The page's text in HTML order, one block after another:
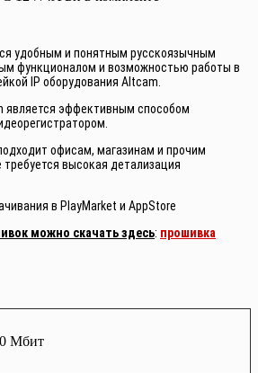
удобным и понятным русскоязычным
функционалом и возможностью работы в
IP оборудования Altcam.
является эффективным способом
офисам, магазинам и прочим
высокая детализация
в PlayMarket и AppStore
можно скачать здесь: прошивка
Мбит